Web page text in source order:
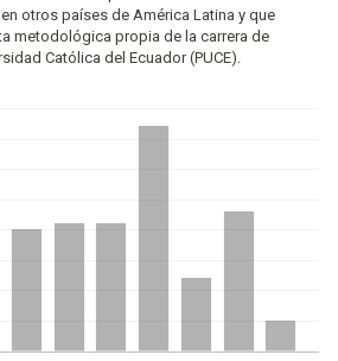
otros países de América Latina y que
metodológica propia de la carrera de
Católica del Ecuador (PUCE).